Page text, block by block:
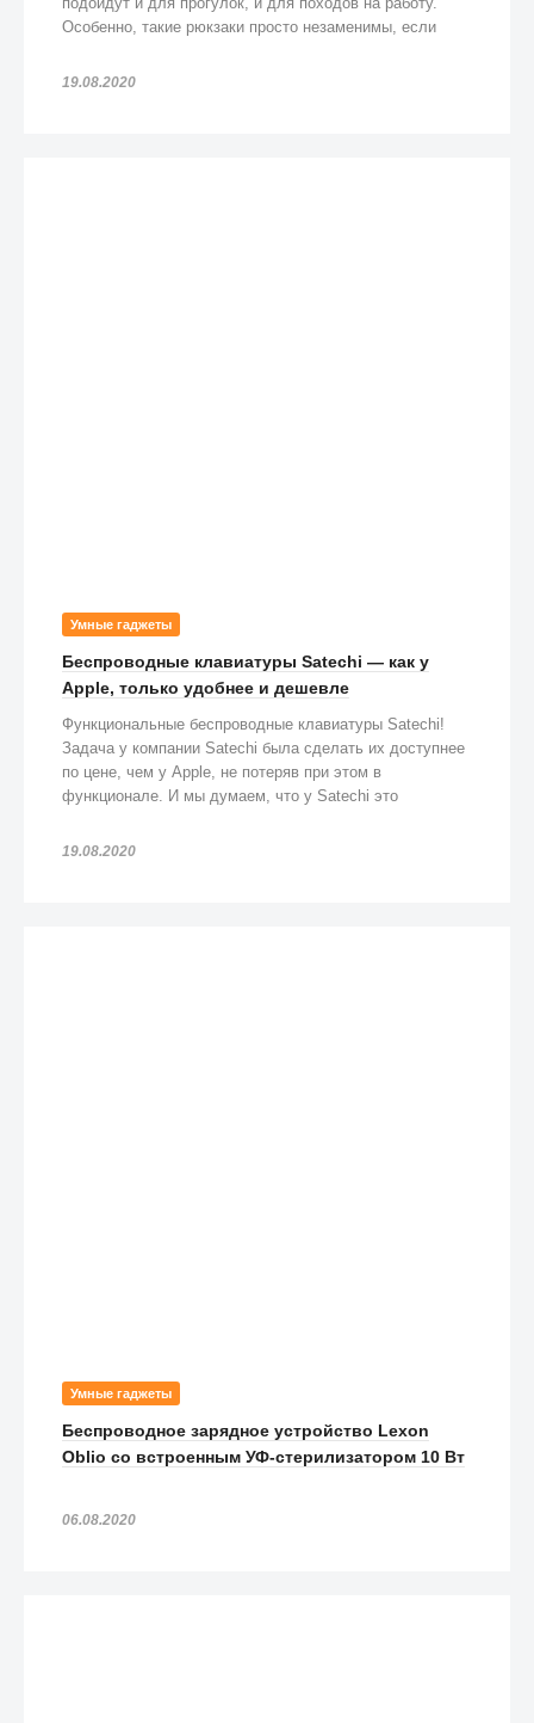
Особенно, такие рюкзаки просто незаменимы, если
19.08.2020
Умные гаджеты
Беспроводные клавиатуры Satechi — как у
Apple, только удобнее и дешевле
Функциональные беспроводные клавиатуры Satechi!
Задача у компании Satechi была сделать их доступнее
по цене, чем у Apple, не потеряв при этом в
функционале. И мы думаем, что у Satechi это
19.08.2020
Умные гаджеты
Беспроводное зарядное устройство Lexon
Oblio со встроенным УФ-стерилизатором 10 Вт
06.08.2020